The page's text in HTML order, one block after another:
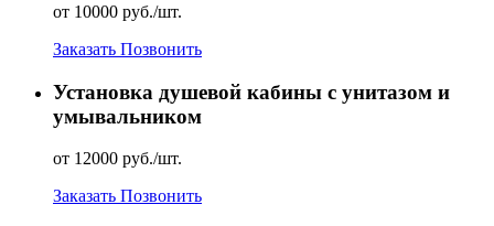
от 10000 руб./шт.
Заказать Позвонить
Установка душевой кабины с унитазом и
умывальником
от 12000 руб./шт.
Заказать Позвонить